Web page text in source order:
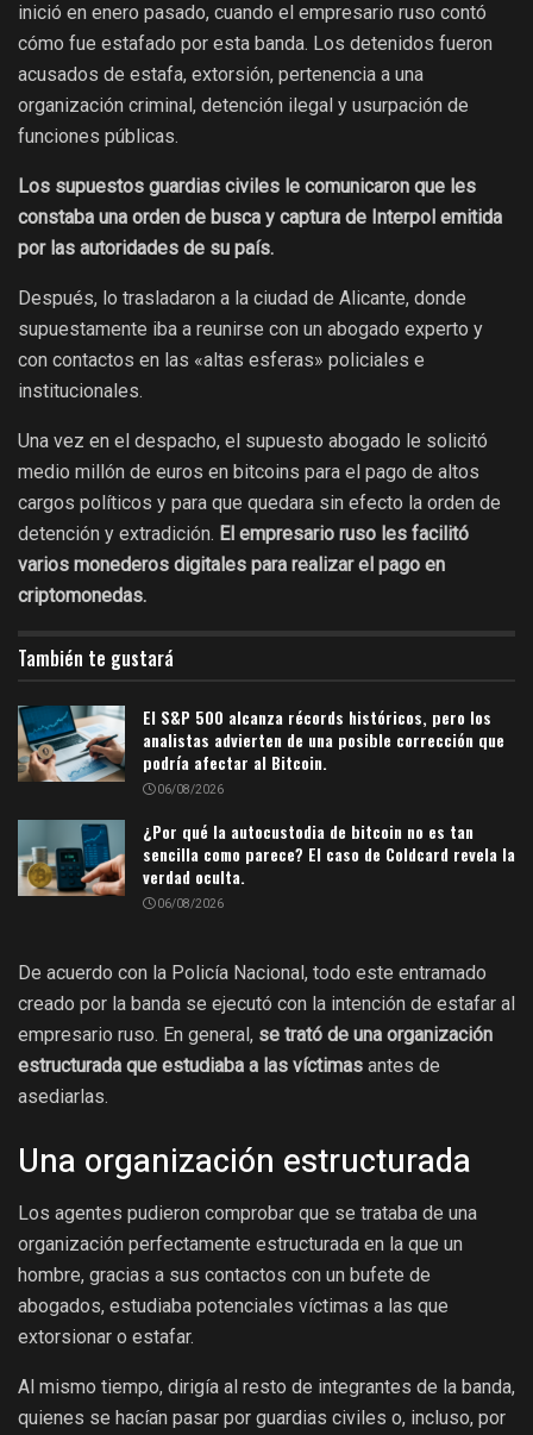
inició en enero pasado, cuando el empresario ruso contó
cómo fue estafado por esta banda. Los detenidos fueron
acusados de estafa, extorsión, pertenencia a una
organización criminal, detención ilegal y usurpación de
funciones públicas.
Los supuestos guardias civiles le comunicaron que les
constaba una orden de busca y captura de Interpol emitida
por las autoridades de su país.
Después, lo trasladaron a la ciudad de Alicante, donde
supuestamente iba a reunirse con un abogado experto y
con contactos en las «altas esferas» policiales e
institucionales.
Una vez en el despacho, el supuesto abogado le solicitó
medio millón de euros en bitcoins para el pago de altos
cargos políticos y para que quedara sin efecto la orden de
detención y extradición. El empresario ruso les facilitó
varios monederos digitales para realizar el pago en
criptomonedas.
También te gustará
El S&P 500 alcanza récords históricos, pero los
analistas advierten de una posible corrección que
podría afectar al Bitcoin.
06/08/2026
¿Por qué la autocustodia de bitcoin no es tan
sencilla como parece? El caso de Coldcard revela la
verdad oculta.
06/08/2026
De acuerdo con la Policía Nacional, todo este entramado
creado por la banda se ejecutó con la intención de estafar al
empresario ruso. En general, se trató de una organización
estructurada que estudiaba a las víctimas antes de
asediarlas.
Una organización estructurada
Los agentes pudieron comprobar que se trataba de una
organización perfectamente estructurada en la que un
hombre, gracias a sus contactos con un bufete de
abogados, estudiaba potenciales víctimas a las que
extorsionar o estafar.
Al mismo tiempo, dirigía al resto de integrantes de la banda,
quienes se hacían pasar por guardias civiles o, incluso, por